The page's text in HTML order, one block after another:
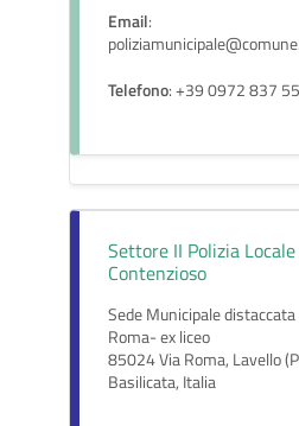
Email:
Telefono: +39 0972 837 55
Settore II Polizia
Contenzioso
Sede Municipale
Roma- ex liceo
85024 Via Roma, Lavello
Basilicata, Italia